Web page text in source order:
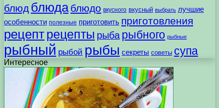
блюд блюда блюдо вкусного вкусный выбрать лучшие
особенности полезные приготовить приготовления
рецептрецепты рыба рыбного рыбные
рыбный рыбой рыбы секреты советы супа
Интересное